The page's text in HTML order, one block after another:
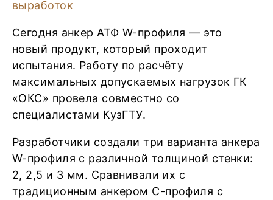
Сегодня анкер АТФ W-профиля — это
новый продукт, который проходит
испытания. Работу по расчёту
максимальных допускаемых нагрузок ГК
«ОКС» провела совместно со
специалистами КузГТУ.
Разработчики создали три варианта анкера
W-профиля с различной толщиной стенки:
2, 2,5 и 3 мм. Сравнивали их с
традиционным анкером С-профиля с